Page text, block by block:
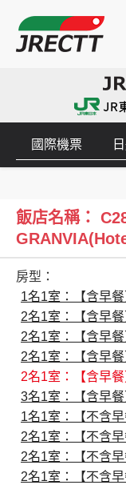
創造旅遊
國際機票
飯店名稱：
房型：
1名1室：【含早
2名1室：【含早
2名1室：【含早
2名1室：【含早
2名1室：【含早
3名1室：【含早
1名1室：【不含
2名1室：【不含
2名1室：【不含
2名1室：【不含